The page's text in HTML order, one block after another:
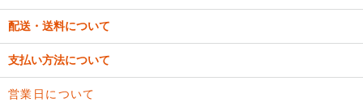
配送・送料について
支払い方法について
営業日について